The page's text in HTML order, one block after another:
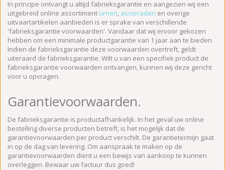
In principe ontvangt u altijd fabrieksgarantie en aangezien wij een
uitgebreid online assortiment urnen, assieraden en overige
uitvaartartikelen aanbieden is er sprake van verschillende
'fabrieksgarantie voorwaarden'. Vandaar dat wij ervoor gekozen
hebben om een minimale productgarantie van 1 jaar aan te bieden.
Indien de fabrieksgarantie deze voorwaarden overtreft, geldt
uiteraard de fabrieksgarantie. Wilt u van een specifiek product de
fabrieksgarantie voorwaarden ontvangen, kunnen wij deze gericht
voor u opvragen.
Garantievoorwaarden.
De fabrieksgarantie is productafhankelijk. In het geval uw online
bestelling diverse producten betreft, is het mogelijk dat de
garantievoorwaarden per product verschilt. De garantietermijn gaat
in op de dag van levering. Om aanspraak te maken op de
garantievoorwaarden dient u een bewijs van aankoop te kunnen
overleggen. Bewaar uw factuur dus goed!